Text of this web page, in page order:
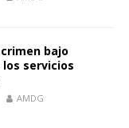
bajo
servicios
AMDG